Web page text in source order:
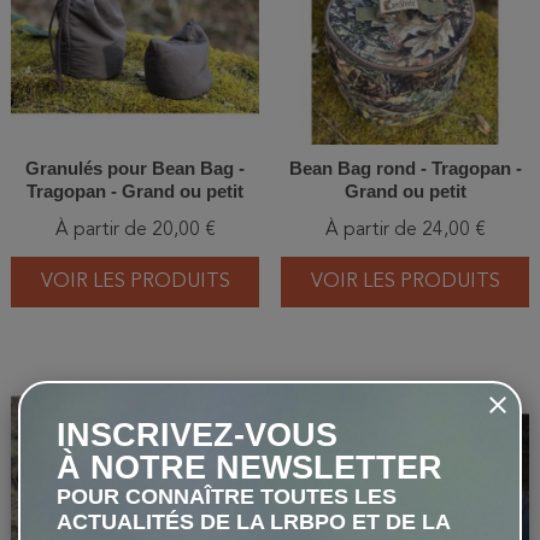
Granulés pour Bean Bag -
Tragopan - Grand ou petit
À partir de 20,00 €
VOIR LES PRODUITS
Bean Bag rond - Tragopan -
Grand ou petit
À partir de 24,00 €
VOIR LES PRODUITS
favorite_border
INSCRIVEZ-VOUS
À NOTRE NEWSLETTER
POUR CONNAÎTRE TOUTES LES
ACTUALITÉS DE LA LRBPO ET DE LA